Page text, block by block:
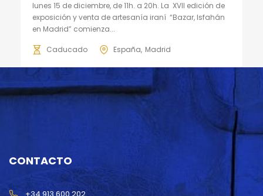
lunes 15 de diciembre, de 11h. a 20h. La XVII edición de
exposición y venta de artesanía iraní “Bazar, Isfahán
en Madrid” comienza...
Caducado España Madrid
CONTACTO